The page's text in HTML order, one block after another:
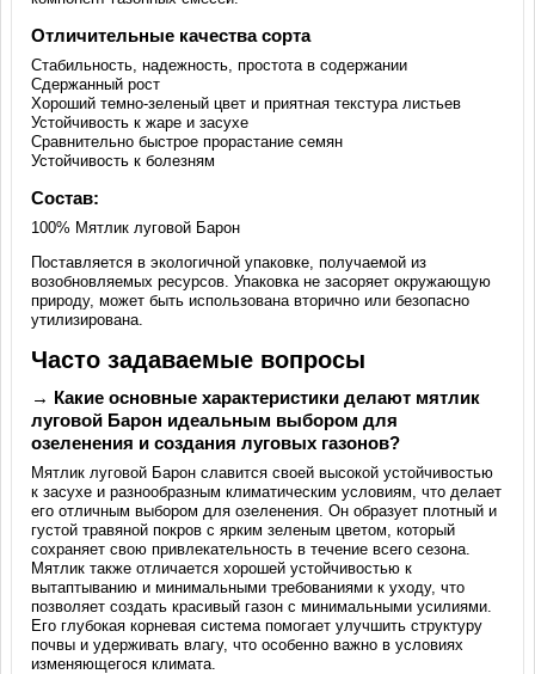
Отличительные качества сорта
Стабильность, надежность, простота в содержании
Сдержанный рост
Хороший темно-зеленый цвет и приятная текстура листьев
Устойчивость к жаре и засухе
Сравнительно быстрое прорастание семян
Устойчивость к болезням
Состав:
100% Мятлик луговой Барон
Поставляется в экологичной упаковке, получаемой из
возобновляемых ресурсов. Упаковка не засоряет окружающую
природу, может быть использована вторично или безопасно
утилизирована.
Часто задаваемые вопросы
→ Какие основные характеристики делают мятлик
луговой Барон идеальным выбором для
озеленения и создания луговых газонов?
Мятлик луговой Барон славится своей высокой устойчивостью
к засухе и разнообразным климатическим условиям, что делает
его отличным выбором для озеленения. Он образует плотный и
густой травяной покров с ярким зеленым цветом, который
сохраняет свою привлекательность в течение всего сезона.
Мятлик также отличается хорошей устойчивостью к
вытаптыванию и минимальными требованиями к уходу, что
позволяет создать красивый газон с минимальными усилиями.
Его глубокая корневая система помогает улучшить структуру
почвы и удерживать влагу, что особенно важно в условиях
изменяющегося климата.